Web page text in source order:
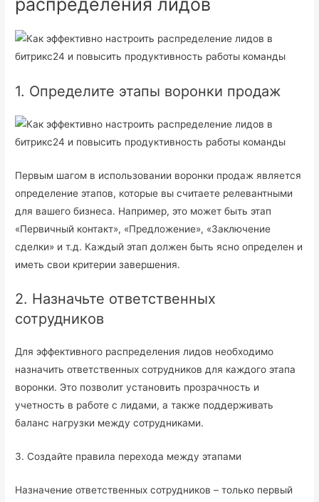
1. Определите этапы воронки продаж
Первым шагом в использовании воронки продаж является
определение этапов, которые вы считаете релевантными
для вашего бизнеса. Например, это может быть этап
«Первичный контакт», «Предложение», «Заключение
сделки» и т.д. Каждый этап должен быть ясно определен и
иметь свои критерии завершения.
2. Назначьте ответственных
сотрудников
Для эффективного распределения лидов необходимо
назначить ответственных сотрудников для каждого этапа
воронки. Это позволит установить прозрачность и
учетность в работе с лидами, а также поддерживать
баланс нагрузки между сотрудниками.
3. Создайте правила перехода между этапами
Назначение ответственных сотрудников – только первый